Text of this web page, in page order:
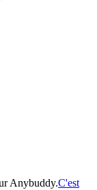
Anybuddy.C'est